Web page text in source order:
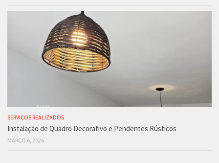
SERVIÇOS REALIZADOS
Instalação de Quadro Decorativo e Pendentes Rústicos
MARÇO 6, 2026